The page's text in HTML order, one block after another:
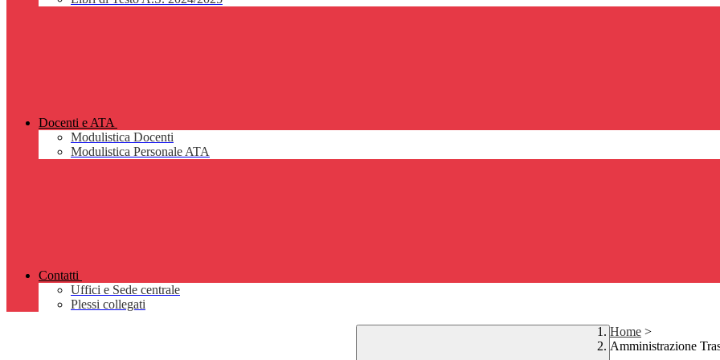
Docenti e ATA
Modulistica Docenti
Modulistica Personale ATA
Contatti
Uffici e Sede centrale
Plessi collegati
Home >
Amministrazione